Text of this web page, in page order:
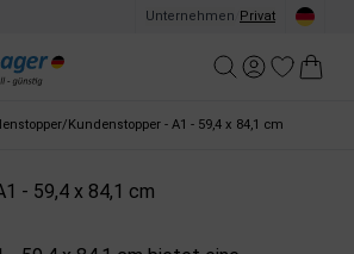
Unternehmen Privat
/Kundenstopper - A1 - 59,4 x 84,1 cm
- 59,4 x 84,1 cm